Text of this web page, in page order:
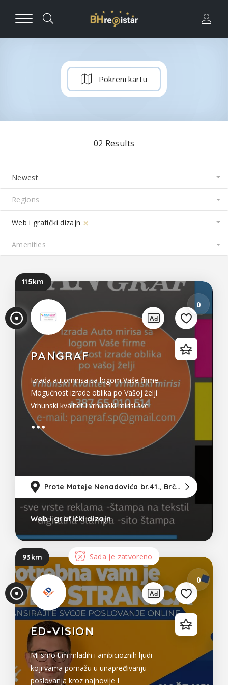
Pokreni kartu
ka
z
un
os
02 Results
Newest
×
Web i grafički dizajn
115km
0
PANGRAF
Izrada automirisa sa logom Vaše firme
Mogućnost izrade oblika po Vašoj želji
Vrhunski kvalitet i vrhunski mirisi sve
vrste reklama štampa na tekstil
digitalna štampa sito štampa i druge
grafičke usluge...
Prote Mateje Nenadovića br.41., Brčko
Web i grafički dizajn
Bosna i Hercegovina
93km Sada je zatvoreno
0
ED-VISION
Mi smo tim mladih i ambicioznih ljudi
koji vama pomažu u unapređivanju
poslovanja kroz najnovije I